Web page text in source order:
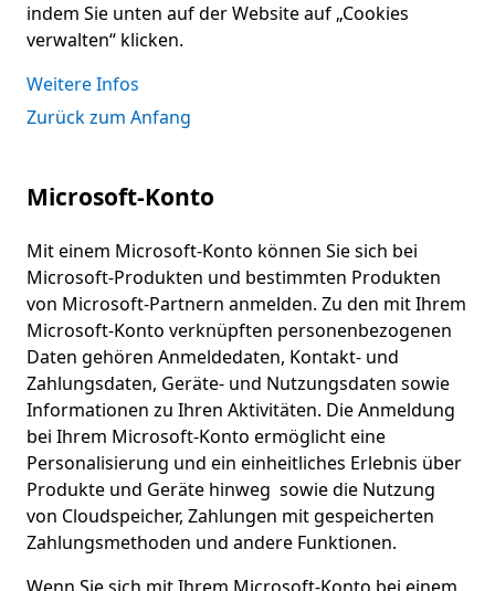
indem Sie unten auf der Website auf „Cookies
verwalten“ klicken.
Weitere Infos
Zurück zum Anfang
Microsoft-Konto
Mit einem Microsoft-Konto können Sie sich bei
Microsoft-Produkten und bestimmten Produkten
von Microsoft-Partnern anmelden. Zu den mit Ihrem
Microsoft-Konto verknüpften personenbezogenen
Daten gehören Anmeldedaten, Kontakt- und
Zahlungsdaten, Geräte- und Nutzungsdaten sowie
Informationen zu Ihren Aktivitäten. Die Anmeldung
bei Ihrem Microsoft-Konto ermöglicht eine
Personalisierung und ein einheitliches Erlebnis über
Produkte und Geräte hinweg sowie die Nutzung
von Cloudspeicher, Zahlungen mit gespeicherten
Zahlungsmethoden und andere Funktionen.